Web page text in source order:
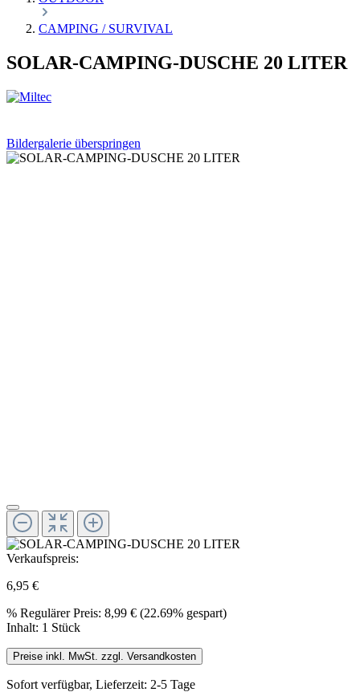
CAMPING / SURVIVAL
SOLAR-CAMPING-DUSCHE 20 LITER
Bildergalerie überspringen
Verkaufspreis:
6,95 €
% Regulärer Preis: 8,99 € (22.69% gespart)
Inhalt: 1 Stück
Preise inkl. MwSt. zzgl. Versandkosten
Sofort verfügbar, Lieferzeit: 2-5 Tage